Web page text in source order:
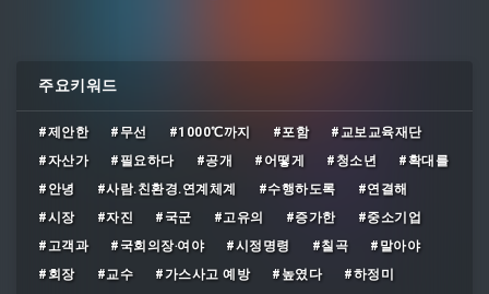
주요키워드
#제안한 #무선 #1000℃까지 #포함
#교보교육재단
#자산가
#필요하다 #공개 #어떻게 #청소년
#확대를
#안녕
#사람․친환경․연계체계 #수행하도록
#연결해
#시장
#자진 #국군 #고유의 #증가한
#중소기업
#고객과
#국회의장‧여야 #시정명령 #칠곡
#말아야
#회장
#교수 #가스사고 예방 #높였다
#하정미